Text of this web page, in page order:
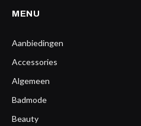
MENU
Aanbiedingen
Accessories
Algemeen
Badmode
Beauty